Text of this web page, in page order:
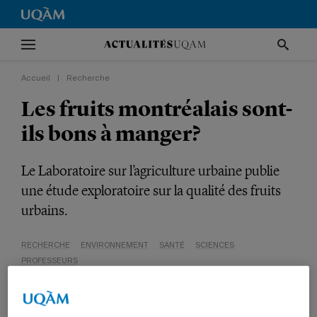
Accueil Recherche
Les fruits montréalais sont-
ils bons à manger?
Le Laboratoire sur l’agriculture urbaine publie
une étude exploratoire sur la qualité des fruits
urbains.
RECHERCHE ENVIRONNEMENT SANTÉ
SCIENCES
PROFESSEURS